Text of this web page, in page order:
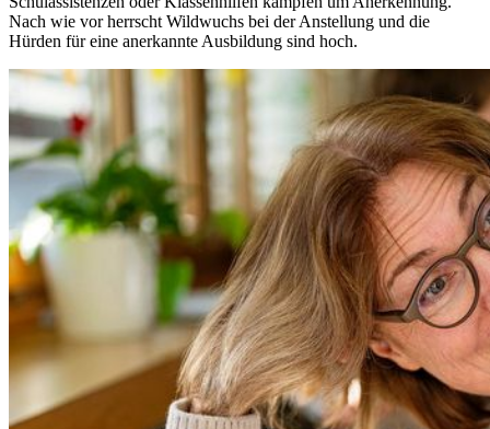
Nach wie vor herrscht Wildwuchs bei der Anstellung und die
Hürden für eine anerkannte Ausbildung sind hoch.